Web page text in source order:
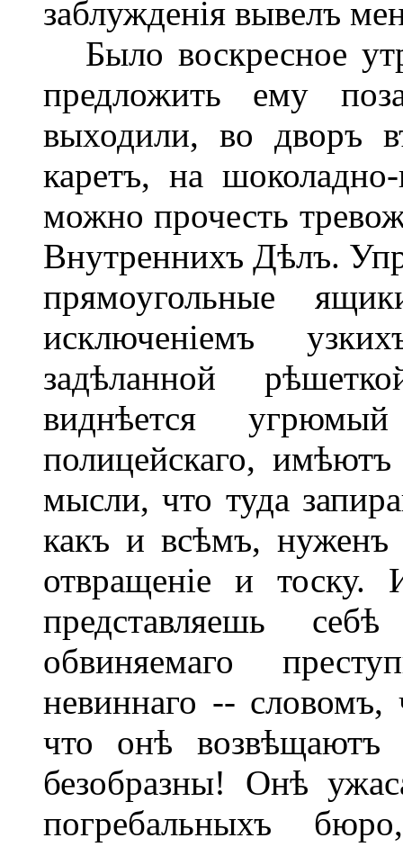
заблужденія вывелъ
Было воскресное
предложить ему
выходили, во дворъ
каретъ, на
можно прочесть
Внутреннихъ Дѣлъ.
прямоугольные
исключеніемъ
задѣланной
виднѣется
полицейскаго,
мысли, что туда
какъ и всѣмъ, нуженъ
отвращеніе и
представляешь
обвиняемаго
невиннаго -- словомъ,
что онѣ возвѣщаютъ
безобразны! Онѣ
погребальныхъ